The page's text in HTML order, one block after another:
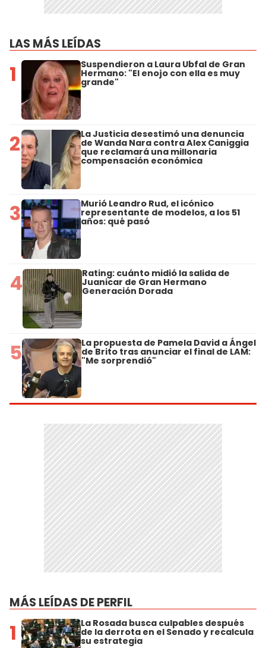
LAS MÁS LEÍDAS
1 Suspendieron a Laura Ubfal de Gran
Hermano: "El enojo con ella es muy
grande"
2 La Justicia desestimó una denuncia
de Wanda Nara contra Alex Caniggia
que reclamará una millonaria
compensación económica
3 Murió Leandro Rud, el icónico
representante de modelos, a los 51
años: qué pasó
4 Rating: cuánto midió la salida de
Juanicar de Gran Hermano
Generación Dorada
5 La propuesta de Pamela David a Ángel
de Brito tras anunciar el final de LAM:
"Me sorprendió"
MÁS LEÍDAS DE PERFIL
1 La Rosada busca culpables después
de la derrota en el Senado y recalcula
su estrategia